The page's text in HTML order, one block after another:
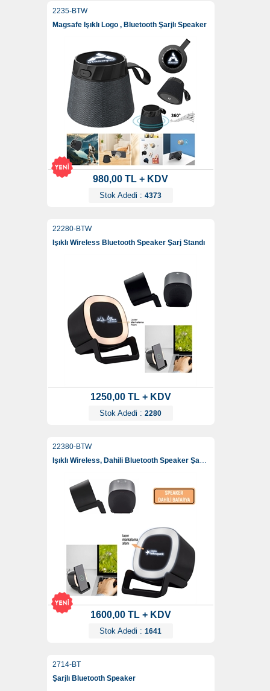
2235-BTW
Magsafe Işıklı Logo , Bluetooth Şarjlı Speaker
980,00 TL + KDV
Stok Adedi : 4373
22280-BTW
Işıklı Wireless Bluetooth Speaker Şarj Standı
1250,00 TL + KDV
Stok Adedi : 2280
22380-BTW
Işıklı Wireless, Dahili Bluetooth Speaker Şarj Standı
1600,00 TL + KDV
Stok Adedi : 1641
2714-BT
Şarjlı Bluetooth Speaker